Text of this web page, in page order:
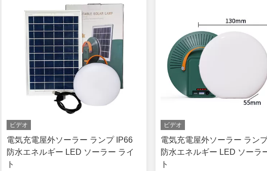
ビデオ
電気充電屋外ソーラー ランプ IP66
防水エネルギー LED ソーラー ライ
ト
ビデオ
電気充電屋外ソーラー ラン
防水エネルギー LED ソーラ
ト